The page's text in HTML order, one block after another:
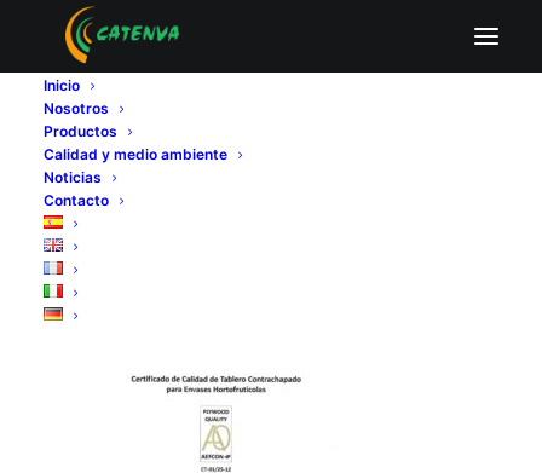
Inicio
Nosotros
Productos
Calidad y medio ambiente
Noticias
Contacto
2025 Certificado Calidad AEFCON CT-25-01-
2025 Certificado Calidad AEFCON CT-25-01-14 Español
2025 Certificado Calidad AEFCON CT-25-01-14 Español